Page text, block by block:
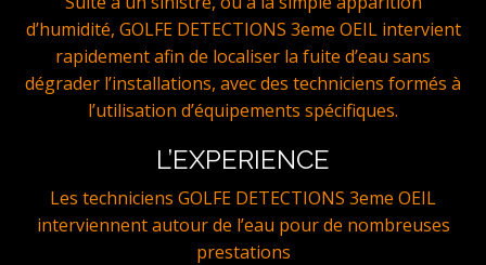
d’humidité, GOLFE DETECTIONS 3eme OEIL intervient
rapidement afin de localiser la fuite d’eau sans
dégrader l’installations, avec des techniciens formés à
l’utilisation d’équipements spécifiques.
L’EXPERIENCE
Les techniciens GOLFE DETECTIONS 3eme OEIL
interviennent autour de l’eau pour de nombreuses
prestations